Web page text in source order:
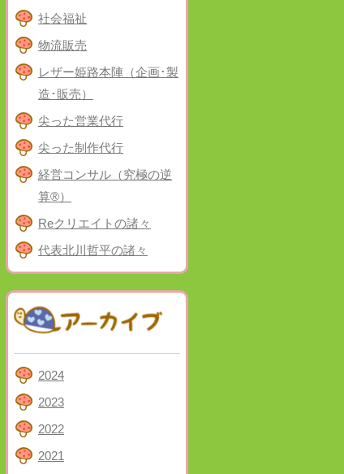
社会福祉
物流販売
レザー姫路本陣（企画･製
造･販売）
尖った営業代行
尖った制作代行
経営コンサル（究極の逆
算®）
Reクリエイトの諸々
代表北川哲平の諸々
2024
2023
2022
2021